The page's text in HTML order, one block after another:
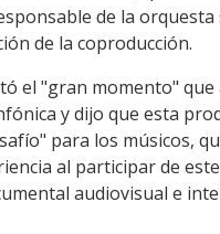
de la
de la coproducción.
el "gran momento" que
y dijo que esta
para los músicos,
al participar de
audiovisual e